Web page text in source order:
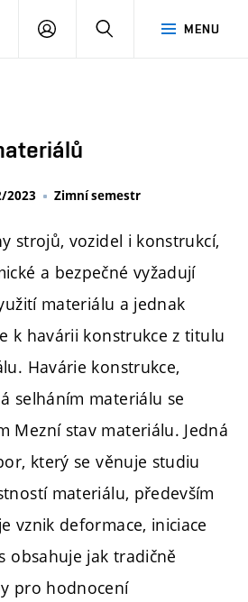
MENU
PŘIHLÁŠENÍ
2023 Zimní semestr
strojů, vozidel i konstrukcí,
a bezpečné vyžadují
materiálu a jednak
k havárii konstrukce z titulu
Havárie konstrukce,
selháním materiálu se
Mezní stav materiálu. Jedná
který se věnuje studiu
materiálu, především
vznik deformace, iniciace
obsahuje jak tradičně
pro hodnocení